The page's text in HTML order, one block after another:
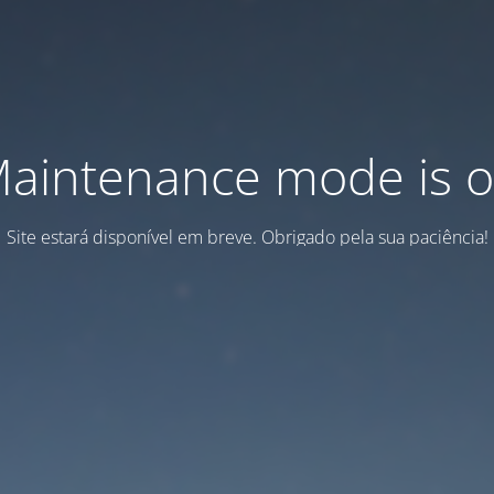
mode is
Site estará disponível em breve. Obrigado pela sua paciência!